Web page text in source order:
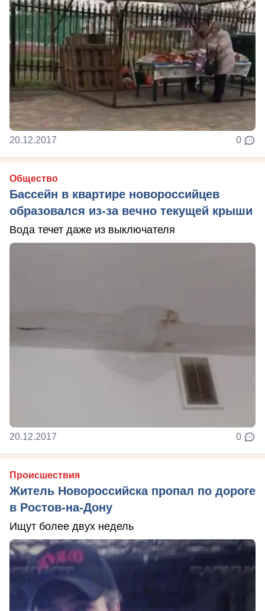
20.12.2017 0
Общество
Бассейн в квартире новороссийцев
образовался из-за вечно текущей крыши
Вода течет даже из выключателя
20.12.2017 0
Происшествия
Житель Новороссийска пропал по дороге
в Ростов-на-Дону
Ищут более двух недель